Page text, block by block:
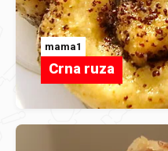
mama1
Crna ruza